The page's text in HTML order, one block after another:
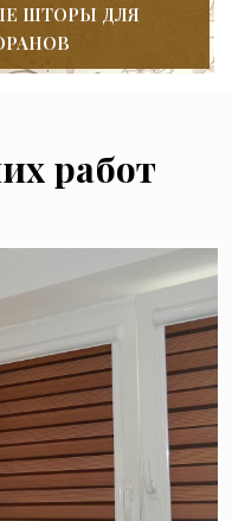
ШТОРЫ ДЛЯ
работ